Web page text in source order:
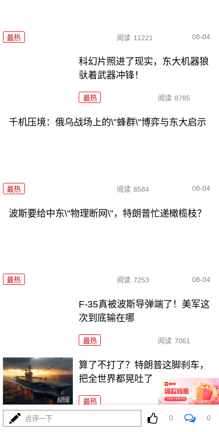
最热 阅读 11221 08-04
科幻片照进了现实，东大机器狼
驮着武器冲锋！
最热 阅读 8785
千机压境：俄乌战场上的\"蜂群\"博弈与东大启示
最热 阅读 8584 08-04
波斯要给中东\"物理断网\"，特朗普忙递橄榄枝？
最热 阅读 7253 08-04
F-35真被波斯导弹端了！美军这
次到底输在哪
最热 阅读 7061
算了不打了？特朗普这脚刹车，
把全世界都晃吐了
最热 阅读 15842
一张图让印度陷入死寂，五枚金
点评一下 0 0